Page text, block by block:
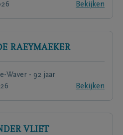
Bekijken
RAEYMAEKER
Waver - 92 jaar
Bekijken
VLIET